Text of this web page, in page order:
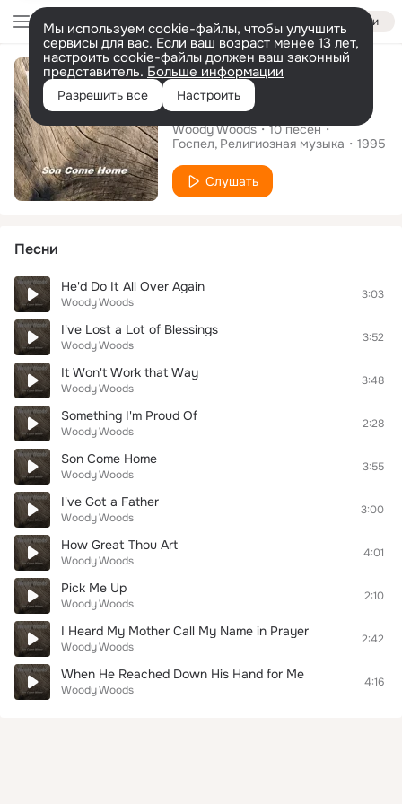
Войти
Мы используем cookie-файлы, чтобы улучшить
сервисы для вас. Если ваш возраст менее 13 лет,
настроить cookie-файлы должен ваш законный
представитель. Больше информации
Разрешить все Настроить
Альбом
Son Come Home
Woody Woods 10песен
Госпел Религиозная музыка 1995
Слушать
Песни
He'd Do It All Over Again
Woody Woods
3:03
I've Lost a Lot of Blessings
Woody Woods
3:52
It Won't Work that Way
Woody Woods
3:48
Something I'm Proud Of
Woody Woods
2:28
Son Come Home
Woody Woods
3:55
I've Got a Father
Woody Woods
3:00
How Great Thou Art
Woody Woods
4:01
Pick Me Up
Woody Woods
2:10
I Heard My Mother Call My Name in Prayer
Woody Woods
2:42
When He Reached Down His Hand for Me
Woody Woods
4:16